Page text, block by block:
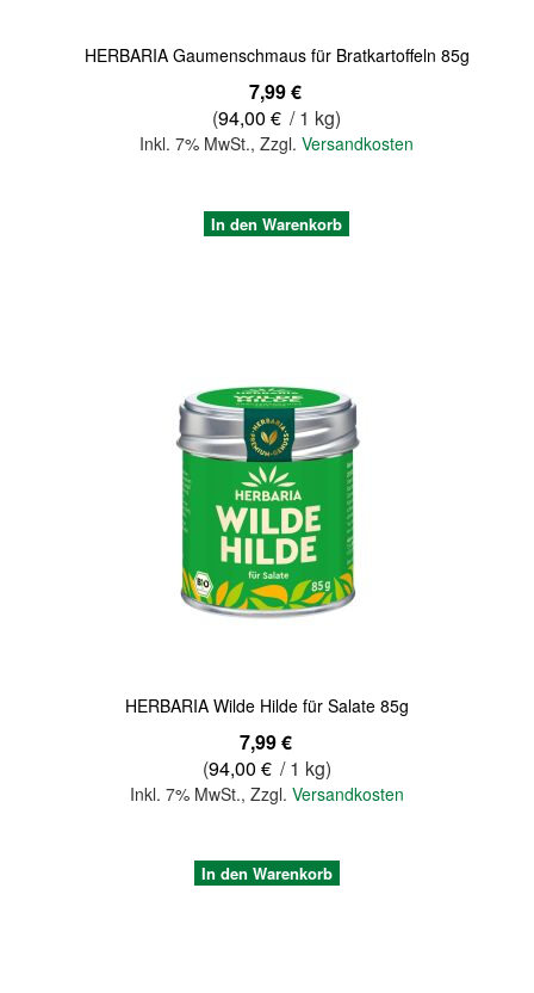
HERBARIA Gaumenschmaus für Bratkartoffeln 85g
7,99 €
(94,00 € / 1 kg)
Inkl. 7% MwSt.,Zzgl.Versandkosten
In den Warenkorb
HERBARIA Wilde Hilde für Salate 85g
7,99 €
(94,00 € / 1 kg)
Inkl. 7% MwSt., Zzgl. Versandkosten
In den Warenkorb